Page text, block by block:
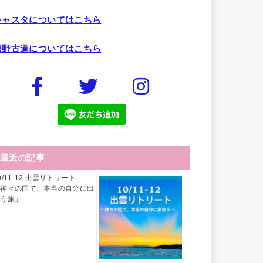
ャスタについてはこちら
野古道についてはこちら
最近の記事
11-12 出雲リトリート
々の国で、本当の自分に出
旅」